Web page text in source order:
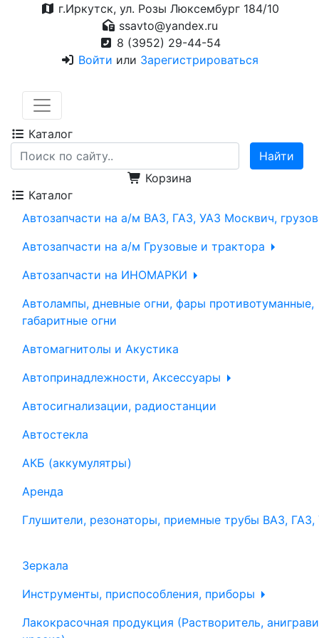
г.Иркутск, ул. Розы Люксембург 184/10
ssavto@yandex.ru
8 (3952) 29-44-54
Войти или Зарегистрироваться
Каталог
Корзина
Каталог
Автозапчасти на а/м ВАЗ, ГАЗ, УАЗ Москвич,
Автозапчасти на а/м Грузовые и трактора
Автозапчасти на ИНОМАРКИ
Автолампы, дневные огни, фары противотуманные,
габаритные огни
Автомагнитолы и Акустика
Автопринадлежности, Аксессуары
Автосигнализации, радиостанции
Автостекла
АКБ (аккумулятры)
Аренда
Глушители, резонаторы, приемные трубы ВАЗ, ГАЗ,
Зеркала
Инструменты, приспособления, приборы
Лакокрасочная продукция (Растворитель,